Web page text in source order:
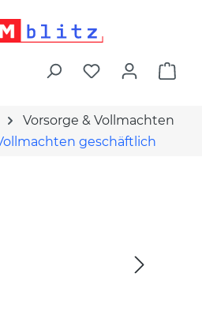
Vorsorge & Vollmachten
geschäftlich